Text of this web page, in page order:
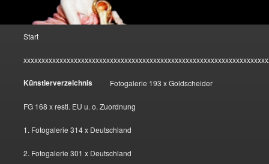
Start
Künstlerverzeichnis Fotogalerie 193 x Goldscheider
FG 168 x restl. EU u. o. Zuordnung
1. Fotogalerie 314 x Deutschland
2. Fotogalerie 301 x Deutschland